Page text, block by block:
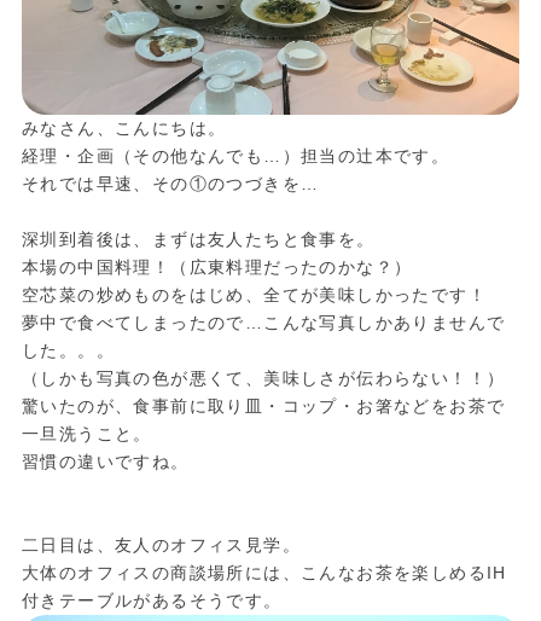
みなさん、こんにちは。
経理・企画（その他なんでも…）担当の辻本です。
それでは早速、その①のつづきを…
深圳到着後は、まずは友人たちと食事を。
本場の中国料理！（広東料理だったのかな？）
空芯菜の炒めものをはじめ、全てが美味しかったです！
夢中で食べてしまったので…こんな写真しかありませんで
した。。。
（しかも写真の色が悪くて、美味しさが伝わらない！！）
驚いたのが、食事前に取り皿・コップ・お箸などをお茶で
一旦洗うこと。
習慣の違いですね。
二日目は、友人のオフィス見学。
大体のオフィスの商談場所には、こんなお茶を楽しめるIH
付きテーブルがあるそうです。